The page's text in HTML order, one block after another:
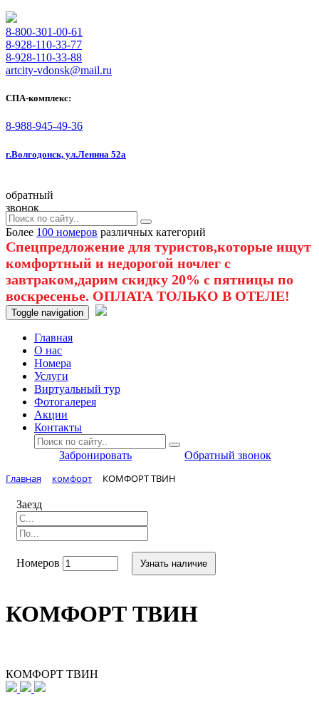
8-800-301-00-61
8-928-110-33-77
8-928-110-33-88
artcity-vdonsk@mail.ru
СПА-комплекс:
8-988-945-49-36
г.Волгодонск, ул.Ленина 52а
обратный
звонок
Более 100 номеров различных категорий
Спецпредложение для туристов,которые ищут
комфортный и недорогой ночлег с
завтраком,дарим скидку 20% с пятницы по
воскресенье. ОПЛАТА ТОЛЬКО В ОТЕЛЕ!
Toggle navigation
Главная
O нас
Номера
Услуги
Виртуальный тур
Фотогалерея
Акции
Контакты
Забронировать Обратный звонок
Главная комфорт КОМФОРТ ТВИН
Заезд
Номеров Узнать наличие
КОМФОРТ ТВИН
КОМФОРТ ТВИН